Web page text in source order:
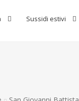
Sussidi estivi